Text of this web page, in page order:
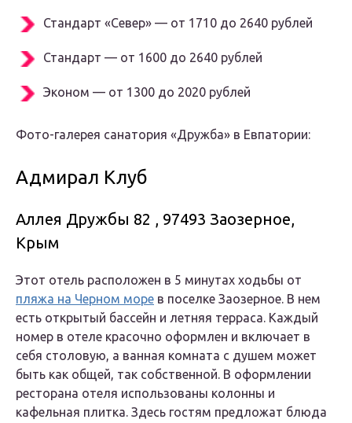
Стандарт «Север» — от 1710 до 2640 рублей
Стандарт — от 1600 до 2640 рублей
Эконом — от 1300 до 2020 рублей
Фото-галерея санатория «Дружба» в Евпатории:
Адмирал Клуб
Аллея Дружбы 82 , 97493 Заозерное,
Крым
Этот отель расположен в 5 минутах ходьбы от
пляжа на Черном море в поселке Заозерное. В нем
есть открытый бассейн и летняя терраса. Каждый
номер в отеле красочно оформлен и включает в
себя столовую, а ванная комната с душем может
быть как общей, так собственной. В оформлении
ресторана отеля использованы колонны и
кафельная плитка. Здесь гостям предложат блюда